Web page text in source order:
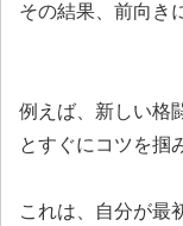
その結果、前向き
例えば、新しい格
とすぐにコツを掴
これは、自分が最